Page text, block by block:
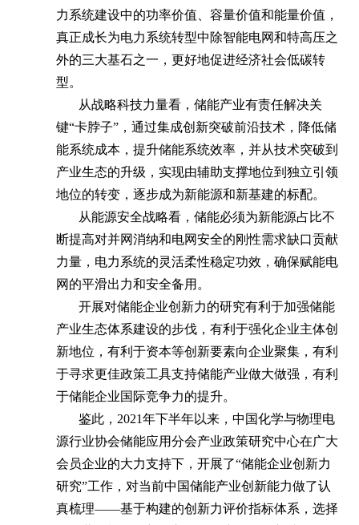
力系统建设中的功率价值、容量价值和能量价值，
真正成长为电力系统转型中除智能电网和特高压之
外的三大基石之一，更好地促进经济社会低碳转
型。
从战略科技力量看，储能产业有责任解决关
键“卡脖子”，通过集成创新突破前沿技术，降低储
能系统成本，提升储能系统效率，并从技术突破到
产业生态的升级，实现由辅助支撑地位到独立引领
地位的转变，逐步成为新能源和新基建的标配。
从能源安全战略看，储能必须为新能源占比不
断提高对并网消纳和电网安全的刚性需求缺口贡献
力量，电力系统的灵活柔性稳定功效，确保赋能电
网的平滑出力和安全备用。
开展对储能企业创新力的研究有利于加强储能
产业生态体系建设的步伐，有利于强化企业主体创
新地位，有利于资本等创新要素向企业聚集，有利
于寻求更佳政策工具支持储能产业做大做强，有利
于储能企业国际竞争力的提升。
鉴此，2021年下半年以来，中国化学与物理电
源行业协会储能应用分会产业政策研究中心在广大
会员企业的大力支持下，开展了“储能企业创新力
研究”工作，对当前中国储能产业创新能力做了认
真梳理——基于构建的创新力评价指标体系，选择